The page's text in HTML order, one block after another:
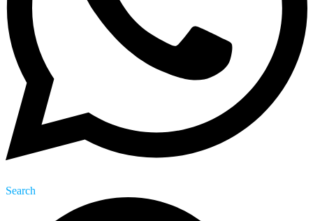
Search